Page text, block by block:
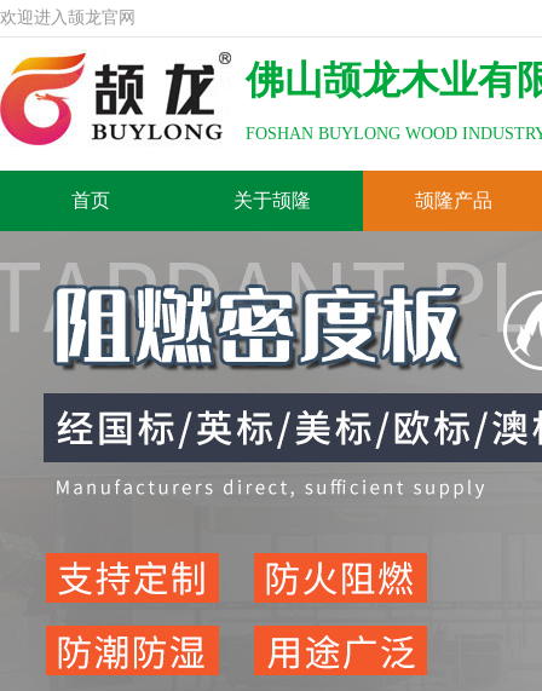
欢迎进入颉龙官网
佛山颉龙木业有
FOSHAN BUYLONG WOOD
首页 关于颉隆 颉隆产品